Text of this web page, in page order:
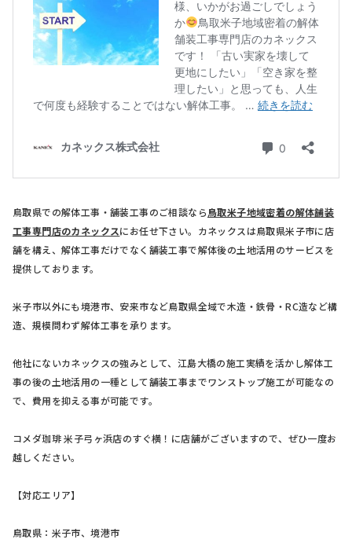
鳥取県での解体工事・舗装工事のご相談なら鳥取米子地域密着の解体舗装
工事専門店のカネックスにお任せ下さい。カネックスは鳥取県米子市に店
舗を構え、解体工事だけでなく舗装工事で解体後の土地活用のサービスを
提供しております。
米子市以外にも境港市、安来市など鳥取県全域で木造・鉄骨・RC造など構
造、規模問わず解体工事を承ります。
他社にないカネックスの強みとして、江島大橋の施工実績を活かし解体工
事の後の土地活用の一種として舗装工事までワンストップ施工が可能なの
で、費用を抑える事が可能です。
コメダ珈琲 米子弓ヶ浜店のすぐ横！に店舗がございますので、ぜひ一度お
越しください。
【対応エリア】
鳥取県：米子市、境港市